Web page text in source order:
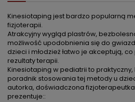
Kinesiotaping jest bardzo popularną
fizjoterapii.
Atrakcyjny wygląd plastrów,
możliwość upodobnienia się do
dzieci i młodzież łatwo je akceptują,
rezultaty terapii.
Kinesiotaping w pediatrii to
poradnik stosowania tej metody u
autorka, doświadczona
prezentuje::